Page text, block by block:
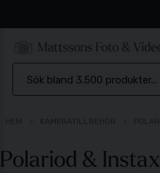
Polariod & Instax